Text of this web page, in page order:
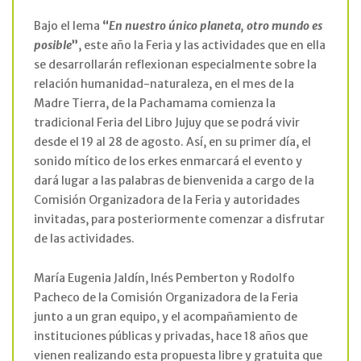
Bajo el lema “En nuestro único planeta, otro mundo es
posible”, este año la Feria y las actividades que en ella
se desarrollarán reflexionan especialmente sobre la
relación humanidad-naturaleza, en el mes de la
Madre Tierra, de la Pachamama comienza la
tradicional Feria del Libro Jujuy que se podrá vivir
desde el 19 al 28 de agosto. Así, en su primer día, el
sonido mítico de los erkes enmarcará el evento y
dará lugar a las palabras de bienvenida a cargo de la
Comisión Organizadora de la Feria y autoridades
invitadas, para posteriormente comenzar a disfrutar
de las actividades.
María Eugenia Jaldín, Inés Pemberton y Rodolfo
Pacheco de la Comisión Organizadora de la Feria
junto a un gran equipo, y el acompañamiento de
instituciones públicas y privadas, hace 18 años que
vienen realizando esta propuesta libre y gratuita que